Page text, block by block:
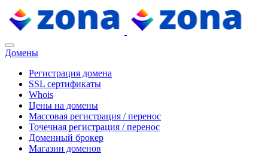
Домены
Регистрация домена
SSL сертификаты
Whois
Цены на домены
Массовая регистрация / перенос
Точечная регистрация / перенос
Доменный брокер
Магазин доменов